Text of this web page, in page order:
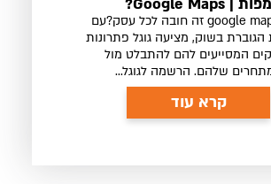
מפות | Google Maps?
למה google maps זה חובה לכל עסק?עם
בשוק, מציעה גוגל פתרונות
המסייעים להם להתבלט מול
שלהם. הרשמה לגוגל...
קרא עוד